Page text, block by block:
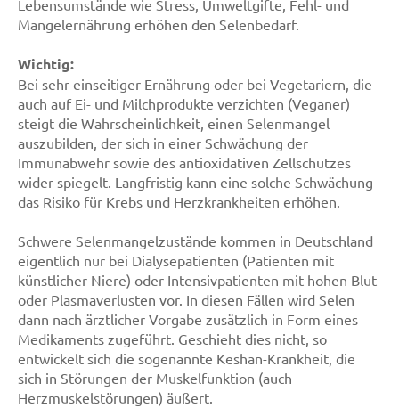
Lebensumstände wie Stress, Umweltgifte, Fehl- und
Mangelernährung erhöhen den Selenbedarf.
Wichtig:
Bei sehr einseitiger Ernährung oder bei Vegetariern, die
auch auf Ei- und Milchprodukte verzichten (Veganer)
steigt die Wahrscheinlichkeit, einen Selenmangel
auszubilden, der sich in einer Schwächung der
Immunabwehr sowie des antioxidativen Zellschutzes
wider spiegelt. Langfristig kann eine solche Schwächung
das Risiko für Krebs und Herzkrankheiten erhöhen.
Schwere Selenmangelzustände kommen in Deutschland
eigentlich nur bei Dialysepatienten (Patienten mit
künstlicher Niere) oder Intensivpatienten mit hohen Blut-
oder Plasmaverlusten vor. In diesen Fällen wird Selen
dann nach ärztlicher Vorgabe zusätzlich in Form eines
Medikaments zugeführt. Geschieht dies nicht, so
entwickelt sich die sogenannte Keshan-Krankheit, die
sich in Störungen der Muskelfunktion (auch
Herzmuskelstörungen) äußert.